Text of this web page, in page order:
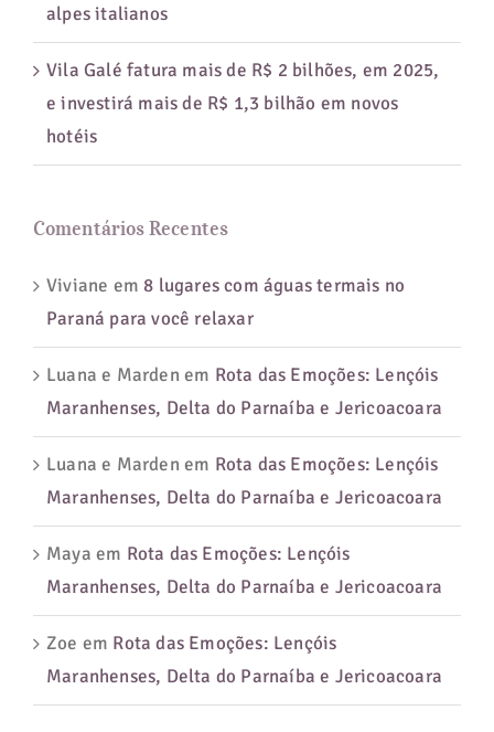
alpes italianos
Vila Galé fatura mais de R$ 2 bilhões, em 2025,
e investirá mais de R$ 1,3 bilhão em novos
hotéis
Comentários Recentes
Viviane em 8 lugares com águas termais no
Paraná para você relaxar
Luana e Marden em Rota das Emoções: Lençóis
Maranhenses, Delta do Parnaíba e Jericoacoara
Luana e Marden em Rota das Emoções: Lençóis
Maranhenses, Delta do Parnaíba e Jericoacoara
Maya em Rota das Emoções: Lençóis
Maranhenses, Delta do Parnaíba e Jericoacoara
Zoe em Rota das Emoções: Lençóis
Maranhenses, Delta do Parnaíba e Jericoacoara